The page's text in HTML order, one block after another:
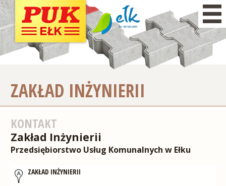
ZAKŁAD INŻYNIERII
KONTAKT
Zakład Inżynierii
Przedsiębiorstwo Usług Komunalnych w Ełku
ZAKŁAD INŻYNIERII